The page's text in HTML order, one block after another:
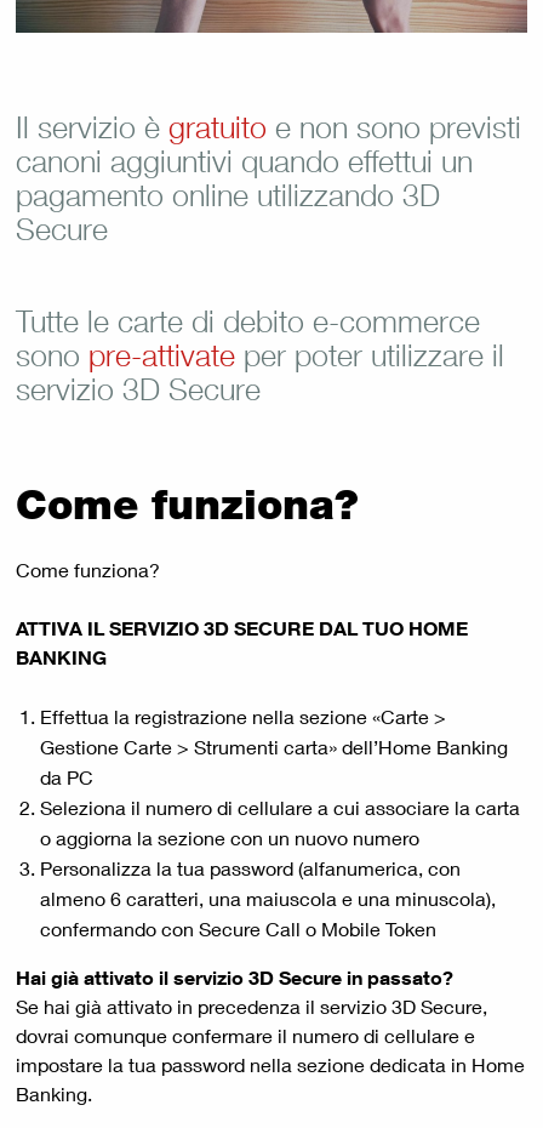
Il servizio è gratuito e non sono previsti
canoni aggiuntivi quando effettui un
pagamento online utilizzando 3D
Secure
Tutte le carte di debito e-commerce
sono pre-attivate per poter utilizzare il
servizio 3D Secure
Come funziona?
Come funziona?
ATTIVA IL SERVIZIO 3D SECURE DAL TUO HOME
BANKING
Effettua la registrazione nella sezione «Carte >
Gestione Carte > Strumenti carta» dell’Home Banking
da PC
Seleziona il numero di cellulare a cui associare la carta
o aggiorna la sezione con un nuovo numero
Personalizza la tua password (alfanumerica, con
almeno 6 caratteri, una maiuscola e una minuscola),
confermando con Secure Call o Mobile Token
Hai già attivato il servizio 3D Secure in passato?
Se hai già attivato in precedenza il servizio 3D Secure,
dovrai comunque confermare il numero di cellulare e
impostare la tua password nella sezione dedicata in Home
Banking.